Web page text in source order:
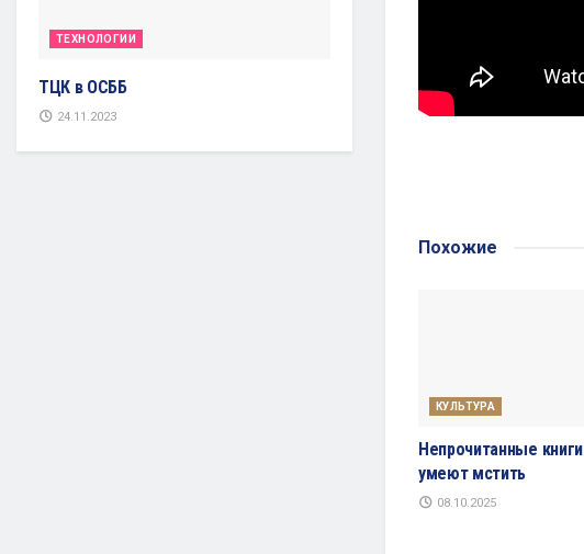
Похожие
КУЛЬТУРА
Непрочитанные книги
умеют мстить
08.10.2025
ТЕХНОЛОГИИ
ТЦК в ОСББ
24.11.2023